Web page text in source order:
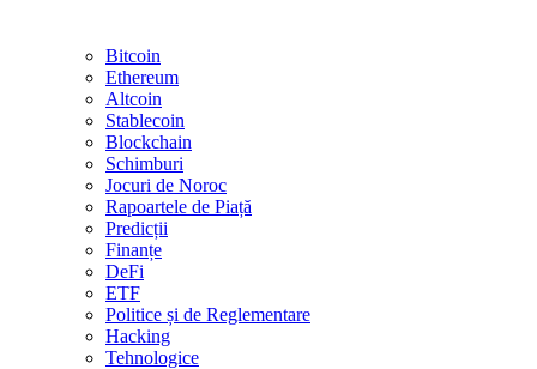
Bitcoin
Ethereum
Altcoin
Stablecoin
Blockchain
Schimburi
Jocuri de Noroc
Rapoartele de Piață
Predicții
Finanțe
DeFi
ETF
Politice și de Reglementare
Hacking
Tehnologice